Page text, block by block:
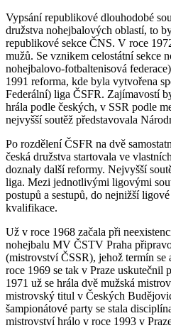
Vypsání republikové dlouhodobé
družstva nohejbalových oblastí, to
republikové sekce ČNS. V roce
mužů. Se vznikem celostátní sekce
nohejbalovo-fotbaltenisová
1991 reforma, kde byla vytvořena
Federální) liga ČSFR. Zajímavostí
hrála podle českých, v SSR podle
nejvyšší soutěž představovala
Po rozdělení ČSFR na dvě
česká družstva startovala ve
doznaly další reformy. Nejvyšší
liga. Mezi jednotlivými ligovými
postupů a sestupů, do nejnižší
kvalifikace.
Už v roce 1968 začala při
nohejbalu MV ČSTV Praha
(mistrovství ČSSR), jehož termín
roce 1969 se tak v Praze uskutečnil
1971 už se hrála dvě mužská
mistrovský titul v Českých
šampionátové party se stala
mistrovství hrálo v roce 1993 v